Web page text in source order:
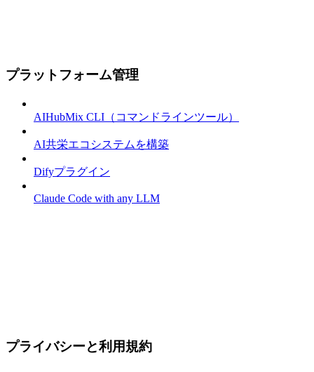
プラットフォーム管理
AIHubMix CLI（コマンドラインツール）
AI共栄エコシステムを構築
Difyプラグイン
Claude Code with any LLM
プライバシーと利用規約